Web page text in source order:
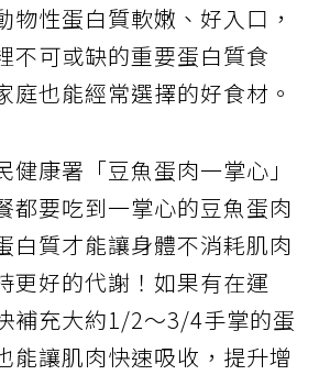
物性蛋白質軟嫩、好入口，
不可或缺的重要蛋白質食
庭也能經常選擇的好食材。
健康署「豆魚蛋肉一掌心」
都要吃到一掌心的豆魚蛋肉
白質才能讓身體不消耗肌肉
更好的代謝！如果有在運
補充大約1/2～3/4手掌的蛋
能讓肌肉快速吸收，提升增